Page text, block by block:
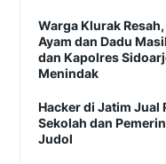
Warga Klurak
Ayam dan Dadu
dan Kapolres
Menindak
Hacker di Jatim Jual
Sekolah dan
Judol